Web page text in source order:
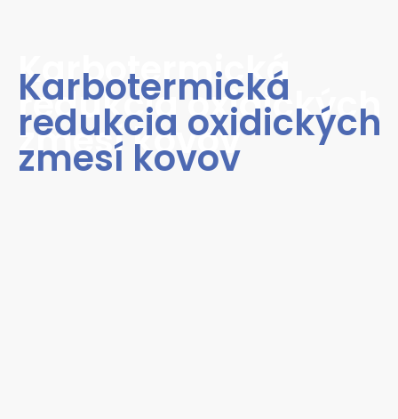
Karbotermická
redukcia oxidických
zmesí kovov
Karbotermická
redukcia oxidických
zmesí kovov